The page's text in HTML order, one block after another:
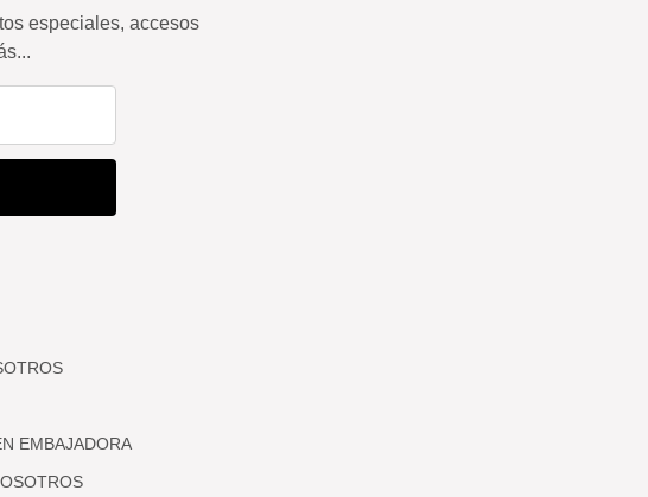
especiales, accesos
EMBAJADORA